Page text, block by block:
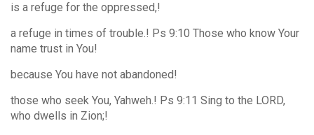
is a refuge for the oppressed,!
a refuge in times of trouble.! Ps 9:10 Those who know Your
name trust in You!
because You have not abandoned!
those who seek You, Yahweh.! Ps 9:11 Sing to the LORD,
who dwells in Zion;!